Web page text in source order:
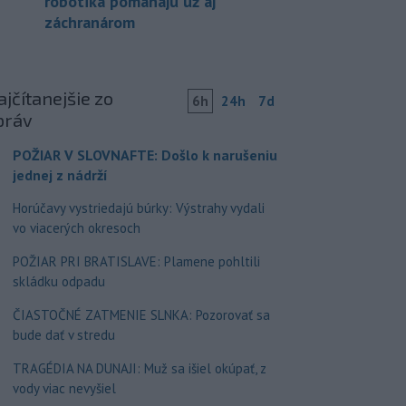
záchranárom
zo
6h 24h 7d
POŽIAR V SLOVNAFTE: Došlo k narušeniu
jednej z nádrží
Horúčavy vystriedajú búrky: Výstrahy vydali
vo viacerých okresoch
POŽIAR PRI BRATISLAVE: Plamene pohltili
skládku odpadu
ČIASTOČNÉ ZATMENIE SLNKA: Pozorovať sa
bude dať v stredu
TRAGÉDIA NA DUNAJI: Muž sa išiel okúpať, z
vody viac nevyšiel